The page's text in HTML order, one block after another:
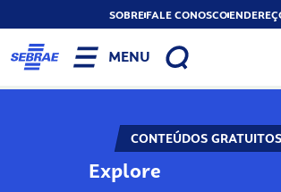
SOBREFALE CONOSCO
MENU
CONTEÚDOS GRATUITOS
Explore